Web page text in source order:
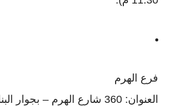
فرع الهرم
العنوان: 360 شارع الهرم – بجوار